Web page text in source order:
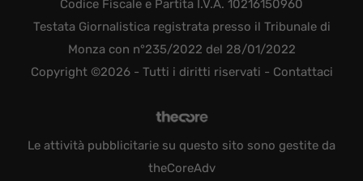
Codice Fiscale e Partita I.V.A. 10216150960
Testata Giornalistica registrata presso il Tribunale di
Monza con n°235/2022 del 28/01/2022
Copyright ©2026 - Tutti i diritti riservati - Contattaci
Le attività pubblicitarie su questo sito sono gestite da
theCoreAdv